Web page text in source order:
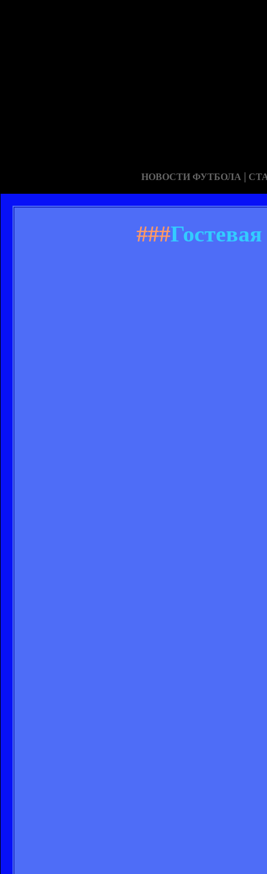
НОВОСТИ ФУТБОЛА |
###